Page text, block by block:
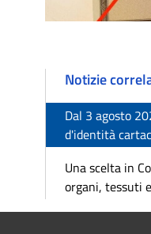
Notizie
Dal 3 agosto
d'identità
Una scelta in
organi, tessuti